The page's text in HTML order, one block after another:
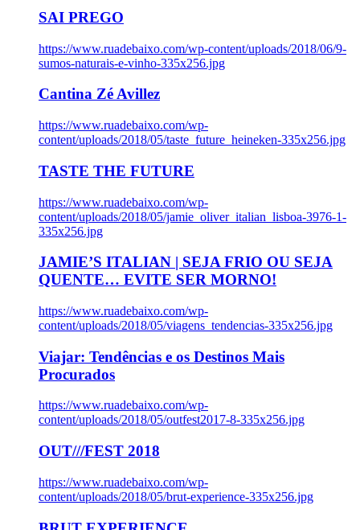
SAI PREGO
https://www.ruadebaixo.com/wp-content/uploads/2018/06/9-
sumos-naturais-e-vinho-335x256.jpg
Cantina Zé Avillez
https://www.ruadebaixo.com/wp-
content/uploads/2018/05/taste_future_heineken-335x256.jpg
TASTE THE FUTURE
https://www.ruadebaixo.com/wp-
content/uploads/2018/05/jamie_oliver_italian_lisboa-3976-1-
335x256.jpg
JAMIE’S ITALIAN | SEJA FRIO OU SEJA
QUENTE… EVITE SER MORNO!
https://www.ruadebaixo.com/wp-
content/uploads/2018/05/viagens_tendencias-335x256.jpg
Viajar: Tendências e os Destinos Mais
Procurados
https://www.ruadebaixo.com/wp-
content/uploads/2018/05/outfest2017-8-335x256.jpg
OUT///FEST 2018
https://www.ruadebaixo.com/wp-
content/uploads/2018/05/brut-experience-335x256.jpg